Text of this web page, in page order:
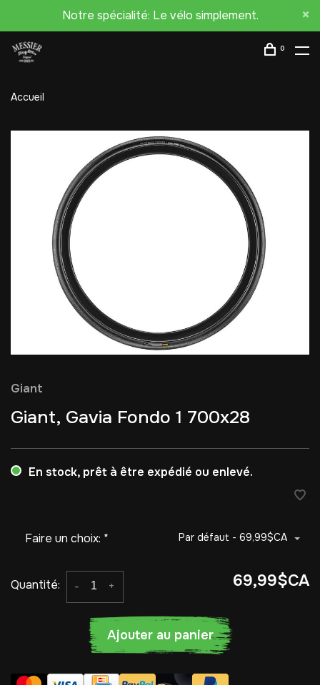
Notre spécialité: Le vélo simplement.
0
Accueil
Giant
Giant, Gavia Fondo 1 700x28
En stock, prêt à être expédié ou enlevé.
Faire un choix: * Par défaut - 69,99$CA
Quantité: +
- 69,99$CA
Ajouter au panier